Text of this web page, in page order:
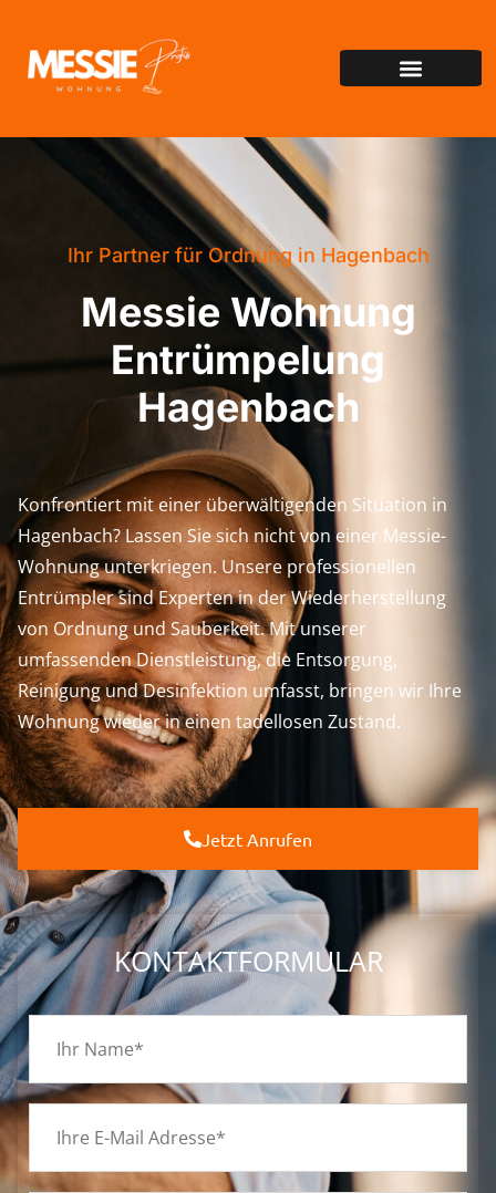
Ihr Partner für Ordnung in Hagenbach
Messie Wohnung
Entrümpelung
Hagenbach
Konfrontiert mit einer überwältigenden Situation in
Hagenbach? Lassen Sie sich nicht von einer Messie-
Wohnung unterkriegen. Unsere professionellen
Entrümpler sind Experten in der Wiederherstellung
von Ordnung und Sauberkeit. Mit unserer
umfassenden Dienstleistung, die Entsorgung,
Reinigung und Desinfektion umfasst, bringen wir Ihre
Wohnung wieder in einen tadellosen Zustand.
Jetzt Anrufen
KONTAKTFORMULAR